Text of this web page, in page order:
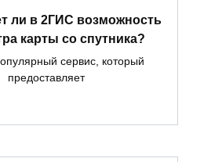
ли в 2ГИС возможность
карты со спутника?
сервис, который
предоставляет